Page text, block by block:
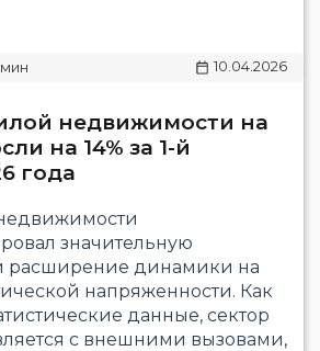
10.04.2026
недвижимости на
на 14% за 1-й
года
значительную
расширение динамики на
напряженности. Как
данные, сектор
с внешними вызовами,